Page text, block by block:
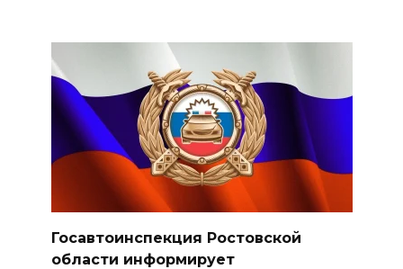
Госавтоинспекция Ростовской
области информирует